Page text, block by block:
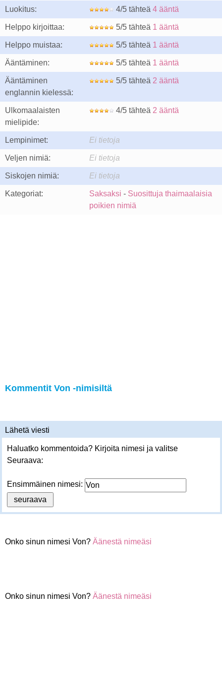
Luokitus: 4/5 tähteä 4 ääntä
Helppo kirjoittaa: 5/5 tähteä 1 ääntä
Helppo muistaa: 5/5 tähteä 1 ääntä
Ääntäminen: 5/5 tähteä 1 ääntä
Ääntäminen
englannin kielessä:
5/5 tähteä 2 ääntä
Ulkomaalaisten
mielipide:
4/5 tähteä 2 ääntä
Lempinimet: Ei tietoja
Veljen nimiä: Ei tietoja
Siskojen nimiä: Ei tietoja
Kategoriat: Saksaksi - Suosittuja thaimaalaisia
poikien nimiä
Kommentit Von -nimisiltä
Lähetä viesti
Haluatko kommentoida? Kirjoita nimesi ja valitse
Seuraava:
Ensimmäinen nimesi:
Onko sinun nimesi Von? Äänestä nimeäsi
Onko sinun nimesi Von? Äänestä nimeäsi